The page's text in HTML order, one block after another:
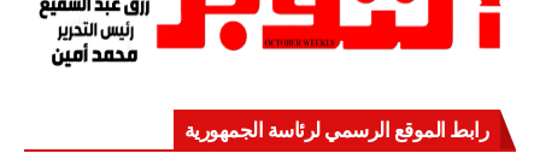
رابط الموقع الرسمي لرئاسة الجمهورية